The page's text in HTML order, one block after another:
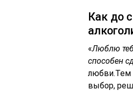
Как до
«Люблю
способен
любви.Тем
выбор,